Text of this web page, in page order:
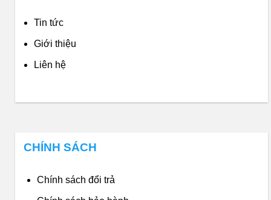
Tin tức
Giới thiệu
Liên hệ
CHÍNH SÁCH
Chính sách đổi trả